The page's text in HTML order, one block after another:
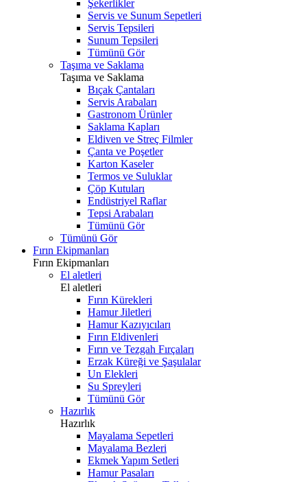
Şekerlikler
Servis ve Sunum Sepetleri
Servis Tepsileri
Sunum Tepsileri
Tümünü Gör
Taşıma ve Saklama
Taşıma ve Saklama
Bıçak Çantaları
Servis Arabaları
Gastronom Ürünler
Saklama Kapları
Eldiven ve Streç Filmler
Çanta ve Poşetler
Karton Kaseler
Termos ve Suluklar
Çöp Kutuları
Endüstriyel Raflar
Tepsi Arabaları
Tümünü Gör
Tümünü Gör
Fırın Ekipmanları
Fırın Ekipmanları
El aletleri
El aletleri
Fırın Kürekleri
Hamur Jiletleri
Hamur Kazıyıcıları
Fırın Eldivenleri
Fırın ve Tezgah Fırçaları
Erzak Küreği ve Şaşulalar
Un Elekleri
Su Spreyleri
Tümünü Gör
Hazırlık
Hazırlık
Mayalama Sepetleri
Mayalama Bezleri
Ekmek Yapım Setleri
Hamur Pasaları